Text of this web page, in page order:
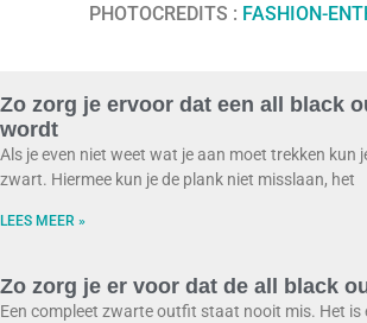
PHOTOCREDITS : FASHION-
Zo zorg je ervoor dat een all black
wordt
Als je even niet weet wat je aan moet trekken kun
zwart. Hiermee kun je de plank niet misslaan, het
LEES MEER »
Zo zorg je er voor dat de all black
Een compleet zwarte outfit staat nooit mis. Het is